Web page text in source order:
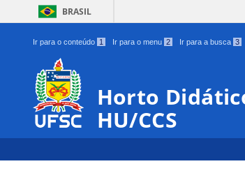
BRASIL
Ir para o conteúdo 1 Ir para o menu 2 Ir para a busca 3
Horto
HU/CCS